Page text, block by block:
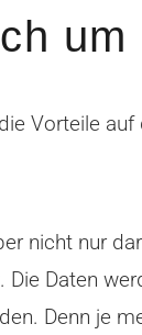
Vorteile
nicht nur
Die Daten
Denn je